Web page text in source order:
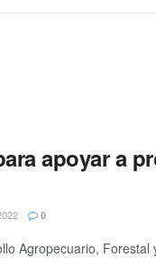
apoyar a
0
Agropecuario,